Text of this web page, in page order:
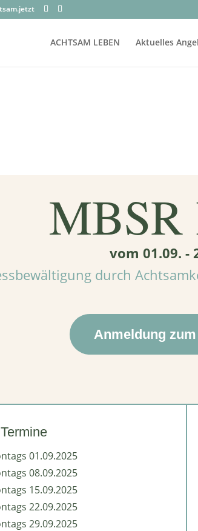
ACHTSAM LEBEN Aktuelles
MBSR
vom 01.09. -
durch
Anmeldung
Termine
01.09.2025
08.09.2025
15.09.2025
22.09.2025
29.09.2025